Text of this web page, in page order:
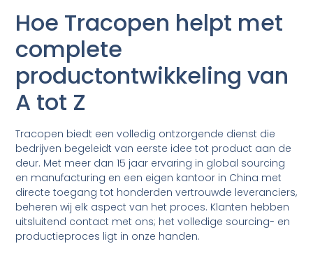
Hoe Tracopen helpt met
complete
productontwikkeling van
A tot Z
Tracopen biedt een volledig ontzorgende dienst die
bedrijven begeleidt van eerste idee tot product aan de
deur. Met meer dan 15 jaar ervaring in global sourcing
en manufacturing en een eigen kantoor in China met
directe toegang tot honderden vertrouwde leveranciers,
beheren wij elk aspect van het proces. Klanten hebben
uitsluitend contact met ons; het volledige sourcing- en
productieproces ligt in onze handen.